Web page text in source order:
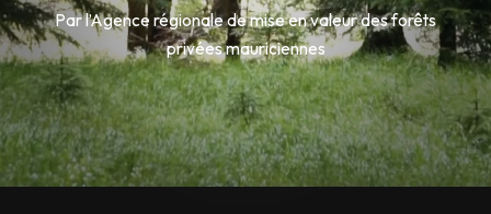
Par l’Agence régionale de mise en valeur des forêts
privées mauriciennes